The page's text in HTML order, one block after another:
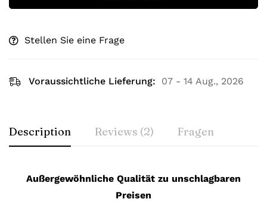
Stellen Sie eine Frage
Voraussichtliche Lieferung: 07 - 14 Aug., 2026
Description Reviews (2) Fragen
Außergewöhnliche Qualität zu unschlagbaren
Preisen